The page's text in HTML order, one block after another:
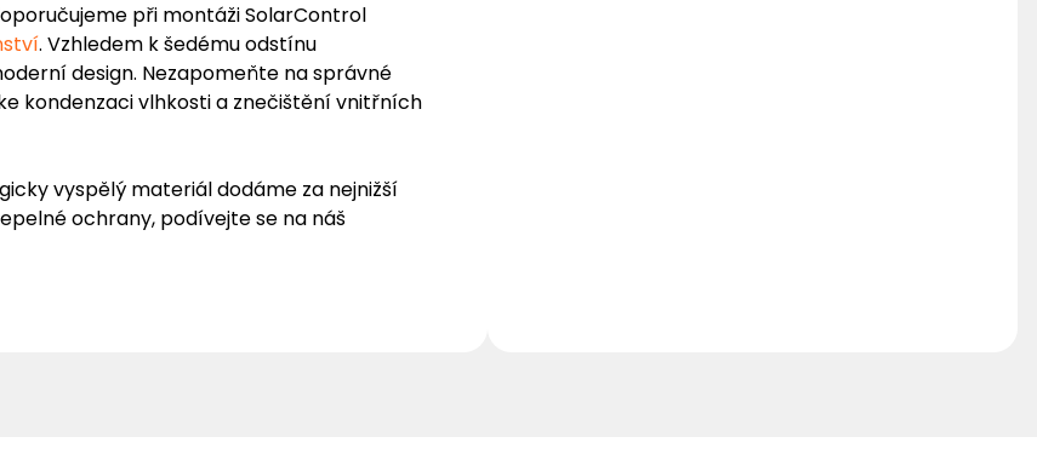
při montáži SolarControl
. Vzhledem k šedému odstínu
design. Nezapomeňte na správné
kondenzaci vlhkosti a znečištění vnitřních
vyspělý materiál dodáme za nejnižší
ochrany, podívejte se na náš